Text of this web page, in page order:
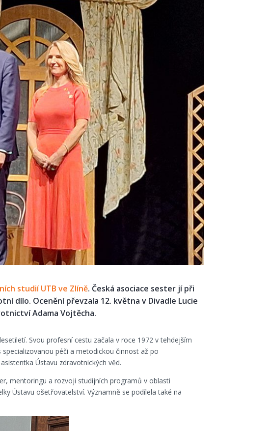
studií UTB ve Zlíně. Česká asociace sester jí při
dílo. Ocenění převzala 12. května v Divadle Lucie
Adama Vojtěcha.
Svou profesní cestu začala v roce 1972 v tehdejším
péči a metodickou činnost až po
Ústavu zdravotnických věd.
mentoringu a rozvoji studijních programů v oblasti
Ústavu ošetřovatelství. Významně se podílela také na